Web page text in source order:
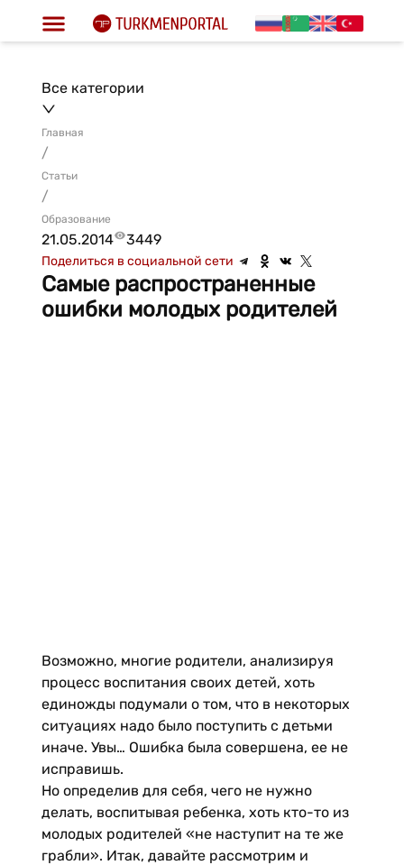
Все категории
Главная
/
Статьи
/
Образование
21.05.2014 3449
Поделиться в социальной сети
Самые распространенные
ошибки молодых родителей
Возможно, многие родители, анализируя
процесс воспитания своих детей, хоть
единожды подумали о том, что в некоторых
ситуациях надо было поступить с детьми
иначе. Увы… Ошибка была совершена, ее не
исправишь.
Но определив для себя, чего не нужно
делать, воспитывая ребенка, хоть кто-то из
молодых родителей «не наступит на те же
грабли». Итак, давайте рассмотрим и